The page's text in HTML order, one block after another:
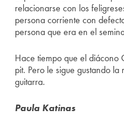
relacionarse con los
persona corriente con
persona que era en el
Hace tiempo que el diácono
pit. Pero le sigue gustando
guitarra.
Paula Katinas